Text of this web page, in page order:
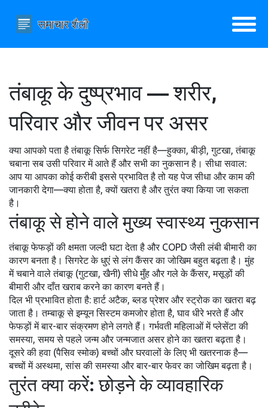
तंबाकू के दुष्प्रभाव — शरीर,
परिवार और जीवन पर असर
क्या आपको पता है तंबाकू सिर्फ सिगरेट नहीं है—हुक्का, बीड़ी, गुटखा, तंबाकू
चबाना सब उसी परिवार में आते हैं और सभी का नुकसान है। सीधा सवाल:
आप या आपका कोई करीबी इससे प्रभावित है तो यह पेज सीधा और काम की
जानकारी देगा—क्या होता है, क्यों खतरा है और तुरंत क्या किया जा सकता
है।
तंबाकू से होने वाले मुख्य स्वास्थ्य नुकसान
तंबाकू फेफड़ों की क्षमता जल्दी घटा देता है और COPD जैसी लंबी बीमारी का
कारण बनता है। सिगरेट के धुएं से लंग कैंसर का जोखिम बहुत बढ़ता है। मुंह
में चबाने वाले तंबाकू (गुटखा, खैनी) सीधे मुँह और गले के कैंसर, मसूड़ों की
बीमारी और दाँत खराब करने का कारण बनते हैं।
दिल भी प्रभावित होता है: हार्ट अटैक, ब्लड प्रेशर और स्ट्रोक का खतरा बढ़
जाता है। तम्बाकू से इम्यून सिस्टम कमजोर होता है, घाव धीरे भरते हैं और
फेफड़ों में बार-बार संक्रमण होने लगते हैं। गर्भवती महिलाओं में प्लेसेंटा की
समस्या, समय से पहले जन्म और जन्मजात असर होने का खतरा बढ़ता है।
दूसरे की हवा (पैसिव स्मोक) बच्चों और घरवालों के लिए भी खतरनाक है—
बच्चों में अस्थमा, सांस की समस्या और बार-बार फेवर का जोखिम बढ़ता है।
तुरंत क्या करें: छोड़ने के व्यावहारिक